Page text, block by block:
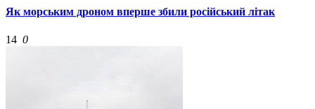
Як морським дроном вперше збили російський літак
14 0